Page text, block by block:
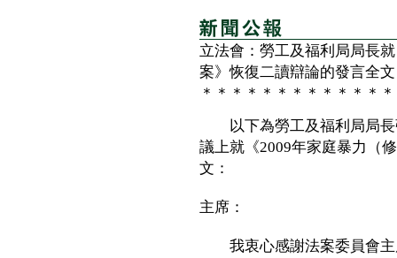
立法會：勞工及福利局局長
案》恢復二讀辯論的發言全
＊＊＊＊＊＊＊＊＊＊＊＊
以下為勞工及福利局局長
議上就《2009年家庭暴力（
文：
主席：
我衷心感謝法案委員會主